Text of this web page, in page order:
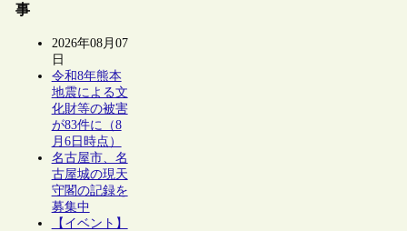
事
2026年08月07
日
令和8年熊本
地震による文
化財等の被害
が83件に（8
月6日時点）
名古屋市、名
古屋城の現天
守閣の記録を
募集中
【イベント】